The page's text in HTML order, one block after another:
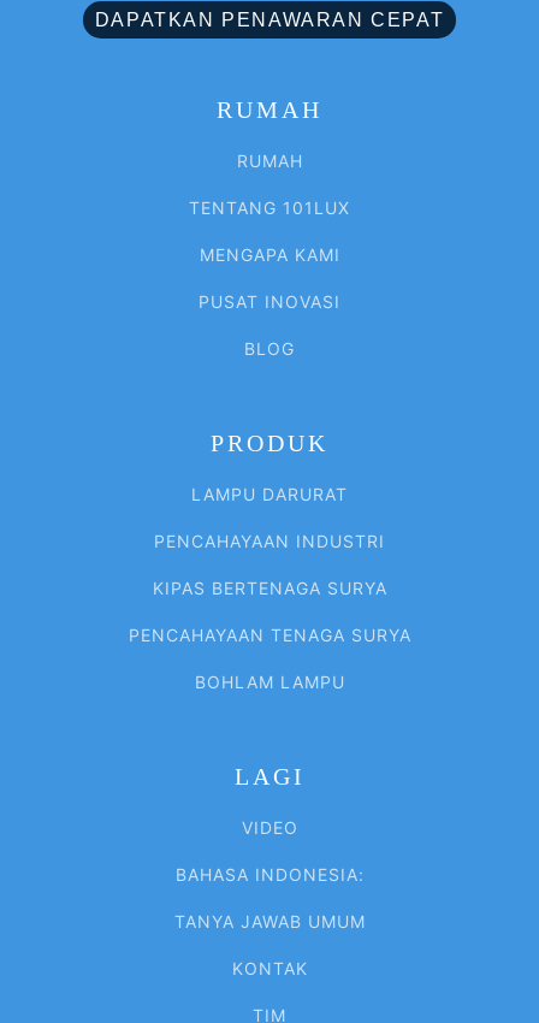
DAPATKAN PENAWARAN CEPAT
RUMAH
RUMAH
TENTANG 101LUX
MENGAPA KAMI
PUSAT INOVASI
BLOG
PRODUK
LAMPU DARURAT
PENCAHAYAAN INDUSTRI
KIPAS BERTENAGA SURYA
PENCAHAYAAN TENAGA SURYA
BOHLAM LAMPU
LAGI
VIDEO
BAHASA INDONESIA:
TANYA JAWAB UMUM
KONTAK
TIM